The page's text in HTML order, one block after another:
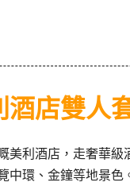
酒店雙人
美利酒店，走奢華級
中環、金鐘等地景色